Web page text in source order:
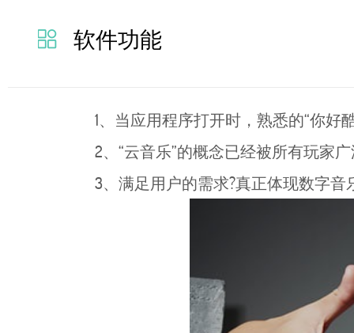
软件功能
1、当应用程序打开时，熟悉的“你好
2、“云音乐”的概念已经被所有玩家
3、满足用户的需求?真正体现数字